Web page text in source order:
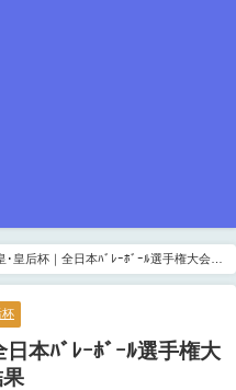
･皇后杯｜全日本ﾊﾞﾚｰﾎﾞｰﾙ選手権大会
杯
本ﾊﾞﾚｰﾎﾞｰﾙ選手権大